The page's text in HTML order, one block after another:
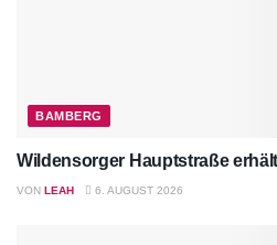
BAMBERG
Wildensorger Hauptstraße
VON LEAH 6. AUGUST 2026